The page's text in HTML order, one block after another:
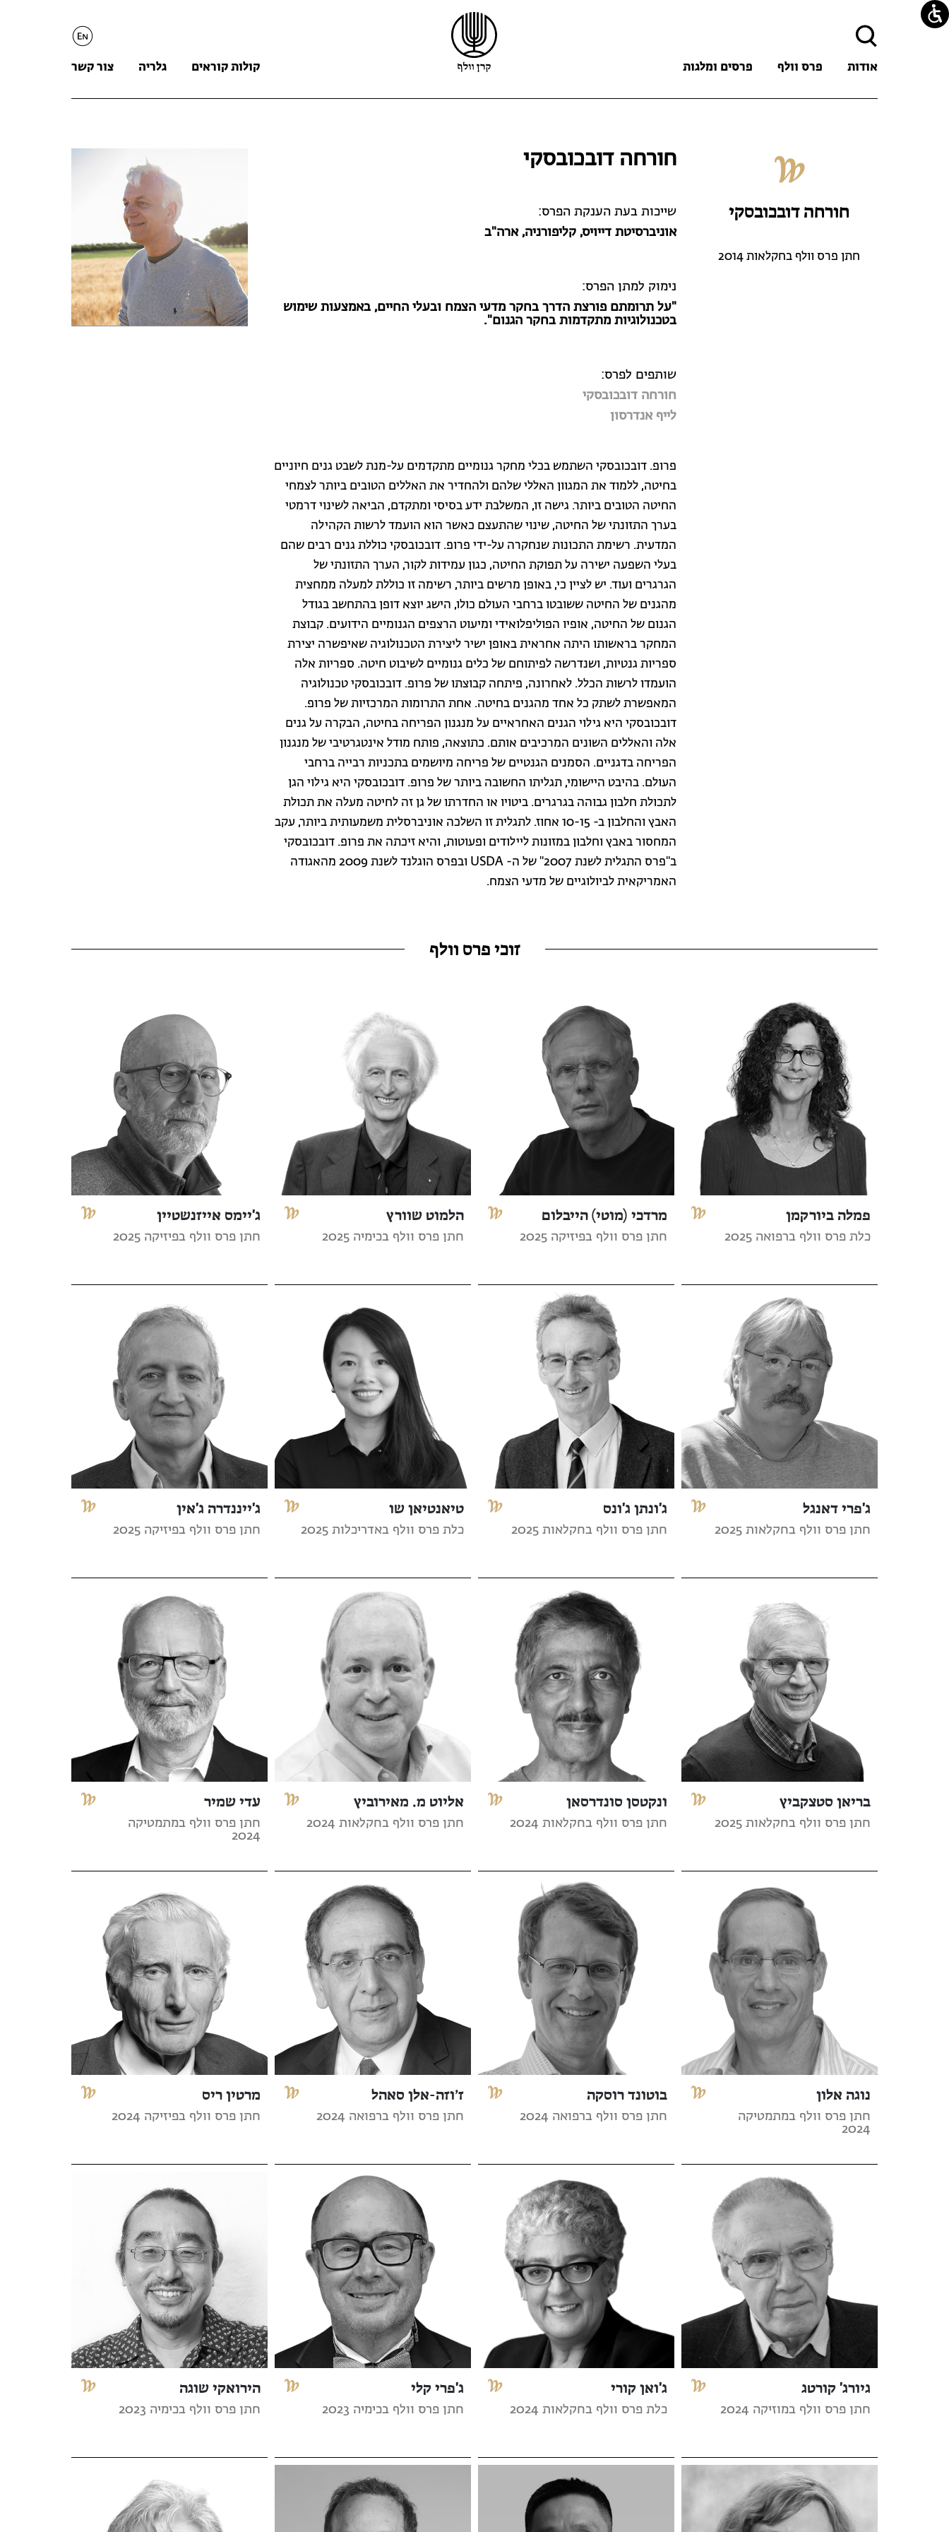
חיפוש: English
אודות פרס וולף פרסים ומלגות צור קשר גלריה קולות קוראים
חורחה דובכובסקי
חתן פרס וולף בחקלאות 2014
חורחה דובכובסקי
שייכות בעת הענקת הפרס:
אוניברסיטת דייויס, קליפורניה, ארה"ב
נימוק למתן הפרס:
"על תרומתם פורצת הדרך בחקר מדעי הצמח ובעלי החיים, באמצעות שימוש
בטכנולוגיות מתקדמות בחקר הגנום".
שותפים לפרס:
חורחה דובכובסקי
לייף אנדרסון
פרופ. דובכובסקי השתמש בכלי מחקר גנומיים מתקדמים על-מנת לשבט גנים חיוניים
בחיטה, ללמוד את המגוון האללי שלהם ולהחדיר את האללים הטובים ביותר לצמחי
החיטה הטובים ביותר. גישה זו, המשלבת ידע בסיסי ומתקדם, הביאה לשינוי דרמטי
בערך התזונתי של החיטה, שינוי שהתעצם כאשר הוא הועמד לרשות הקהילה
המדעית. רשימת התכונות שנחקרה על-ידי פרופ. דובכובסקי כוללת גנים רבים שהם
בעלי השפעה ישירה על תפוקת החיטה, כגון עמידות לקור, הערך התזונתי של
הגרגרים ועוד. יש לציין כי, באופן מרשים ביותר, רשימה זו כוללת למעלה ממחצית
מהגנים של החיטה ששובטו ברחבי העולם כולו, הישג יוצא דופן בהתחשב בגודל
הגנום של החיטה, אופיו הפוליפלואידי ומיעוט הרצפים הגנומיים הידועים. קבוצת
המחקר בראשותו היתה אחראית באופן ישיר ליצירת הטכנולוגיה שאיפשרה יצירת
ספריות גנטיות, ושנדרשה לפיתוחם של כלים גנומיים לשיבוט חיטה. ספריות אלה
הועמדו לרשות הכלל. לאחרונה, פיתחה קבוצתו של פרופ. דובכובסקי טכנולוגיה
המאפשרת לשתק כל אחד מהגנים בחיטה. אחת התרומות המרכזיות של פרופ.
דובכובסקי היא גילוי הגנים האחראיים על מנגנון הפריחה בחיטה, הבקרה על גנים
אלה והאללים השונים המרכיבים אותם. כתוצאה, פותח מודל אינטגרטיבי של מנגנון
הפריחה בדגניים. הסמנים הגנטיים של פריחה מיושמים בתכניות רבייה ברחבי
העולם. בהיבט היישומי, תגליתו החשובה ביותר של פרופ. דובכובסקי היא גילוי הגן
לתכולת חלבון גבוהה בגרגרים. ביטויו או החדרתו של גן זה לחיטה מעלה את תכולת
האבץ והחלבון ב- 10-15 אחוז. לתגלית זו השלכה אוניברסלית משמעותית ביותר, עקב
המחסור באבץ וחלבון במזונות ליילודים ופעוטות, והיא זיכתה את פרופ. דובכובסקי
ב"פרס התגלית לשנת 2007" של ה- USDA ובפרס הוגלנד לשנת 2009 מהאגודה
האמריקאית לביולוגיים של מדעי הצמח.
זוכי פרס וולף
פמלה ביורקמן
כלת פרס וולף ברפואה 2025
מרדכי (מוטי) הייבלום
חתן פרס וולף בפיזיקה 2025
הלמוט שוורץ
חתן פרס וולף בכימיה 2025
ג'יימס אייזנשטיין
חתן פרס וולף בפיזיקה 2025
ג'פרי דאנגל
חתן פרס וולף בחקלאות 2025
ג'ונתן ג'ונס
חתן פרס וולף בחקלאות 2025
טיאנטיאן שו
כלת פרס וולף באדריכלות 2025
ג'ייננדרה ג'אין
חתן פרס וולף בפיזיקה 2025
בריאן סטצקביץ
חתן פרס וולף בחקלאות 2025
ונקטסן סונדרסאן
חתן פרס וולף בחקלאות 2024
אליוט מ. מאירוביץ
חתן פרס וולף בחקלאות 2024
עדי שמיר
חתן פרס וולף במתמטיקה
2024
נוגה אלון
חתן פרס וולף במתמטיקה
2024
בוטונד רוסקה
חתן פרס וולף ברפואה 2024
ז’וזה-אלן סאהל
חתן פרס וולף ברפואה 2024
מרטין ריס
חתן פרס וולף בפיזיקה 2024
גיורג' קורטג
חתן פרס וולף במוזיקה 2024
ג'ואן קורי
כלת פרס וולף בחקלאות 2024
ג'פרי קלי
חתן פרס וולף בכימיה 2023
הירואקי שוגה
חתן פרס וולף בכימיה 2023